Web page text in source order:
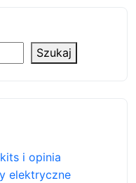
Szukaj
i opinia
elektryczne